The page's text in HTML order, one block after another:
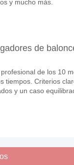
y mucho más.
de
de los 10
tiempos. Criterios
y un caso